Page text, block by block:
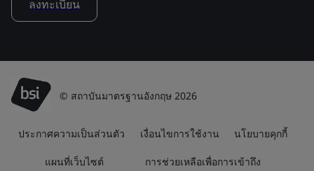
ลงทะเบียน
© สถาบันมาตรฐานอังกฤษ 2026
ประกาศความเป็นส่วนตัว เงื่อนไขการใช้งาน นโยบายคุกกี้
แผนที่เว็บไซต์ การช่วยเหลือเพื่อการเข้าถึง